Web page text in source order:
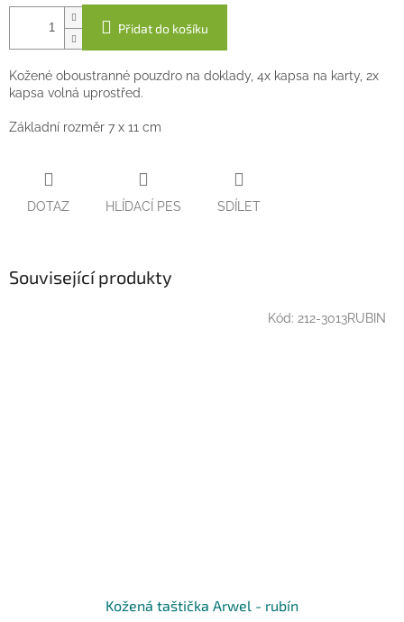
Přidat do košíku
Kožené oboustranné pouzdro na doklady, 4x kapsa na karty, 2x
kapsa volná uprostřed.
Základní rozměr 7 x 11 cm
DOTAZ HLÍDACÍ PES SDÍLET
Související produkty
Kožená taštička Arwel - rubín
Kód: 212-3013RUBIN